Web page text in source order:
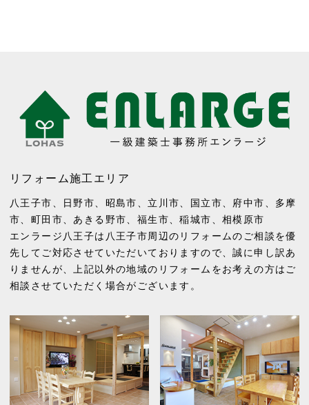
リフォーム施工エリア
八王子市 日野市 昭島市 立川市 国立市 府中市
多摩
市
町田市 あきる野市 福生市 、稲城市 、相模原市
エンラージ八王子は八王子市周辺のリフォームのご相談を優
先してご対応させていただいておりますので、誠に申し訳あ
りませんが、上記以外の地域のリフォームをお考えの方はご
相談させていただく場合がございます。